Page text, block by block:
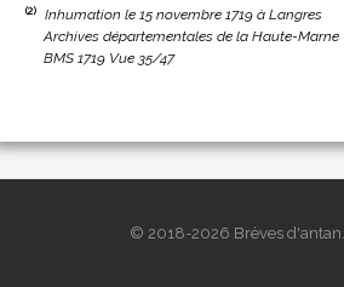
(2)
Inhumation le 15 novembre 1719 à Langres
Archives départementales de la Haute-Marne
BMS 1719 Vue 35/47
© 2018-2026 Brèves